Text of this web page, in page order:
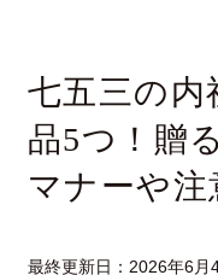
七五三の内
品5つ！贈
マナーや注
最終更新日： 2026年6月